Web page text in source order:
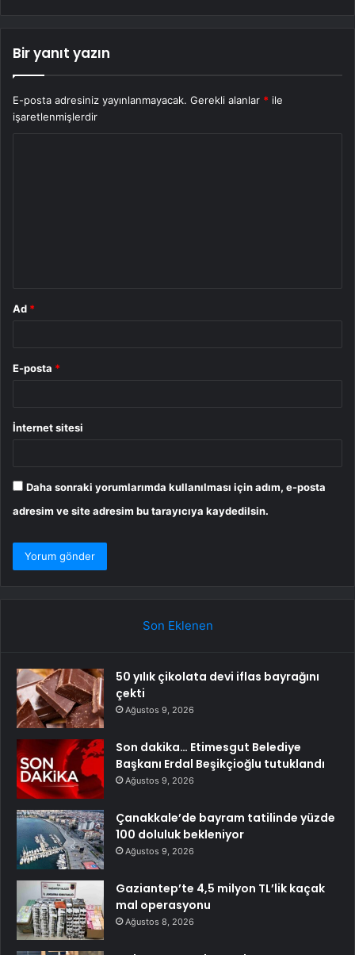
Bir yanıt yazın
E-posta adresiniz yayınlanmayacak. Gerekli alanlar * ile
işaretlenmişlerdir
Ad *
E-posta *
İnternet sitesi
Daha sonraki yorumlarımda kullanılması için adım, e-posta
adresim ve site adresim bu tarayıcıya kaydedilsin.
Son Eklenen
50 yılık çikolata devi iflas bayrağını
çekti
Ağustos 9, 2026
Son dakika… Etimesgut Belediye
Başkanı Erdal Beşikçioğlu tutuklandı
Ağustos 9, 2026
Çanakkale’de bayram tatilinde yüzde
100 doluluk bekleniyor
Ağustos 9, 2026
Gaziantep’te 4,5 milyon TL’lik kaçak
mal operasyonu
Ağustos 8, 2026